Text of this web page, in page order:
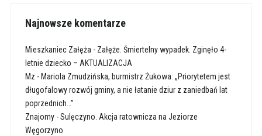
Najnowsze komentarze
Mieszkaniec Załęża - Załęże. Śmiertelny wypadek. Zginęło 4-
letnie dziecko – AKTUALIZACJA
Mz - Mariola Zmudzińska, burmistrz Żukowa: „Priorytetem jest
długofalowy rozwój gminy, a nie łatanie dziur z zaniedbań lat
poprzednich…”
Znajomy-Sulęczyno. Akcja ratownicza na Jeziorze
Węgorzyno